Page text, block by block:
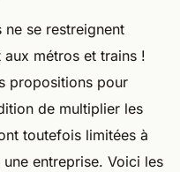
se restreignent
aux métros et trains !
propositions pour
de multiplier les
toutefois limitées à
entreprise. Voici les